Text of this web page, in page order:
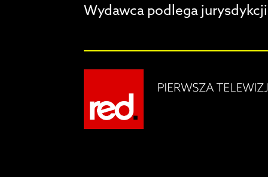
Wydawca podlega